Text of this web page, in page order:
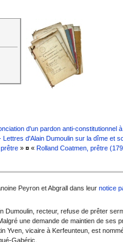
d'un pardon anti-constitutionnel
Lettres d'Alain Dumoulin sur la dîme et
» ¤ « Rolland Coatmen, prêtre
Peyron et Abgrall dans leur notice
Dumoulin, recteur, refuse de prêter
une demande de maintien de ses
Yven, vicaire à Kerfeunteun, est
Gabéric.